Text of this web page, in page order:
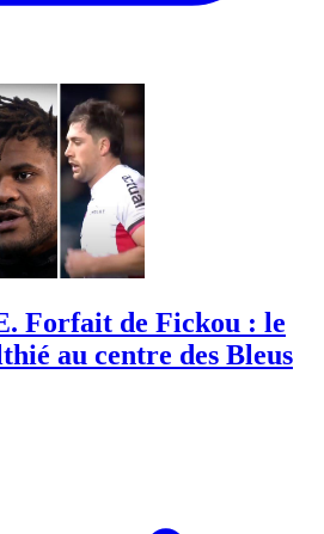
Forfait de Fickou : le
au centre des Bleus